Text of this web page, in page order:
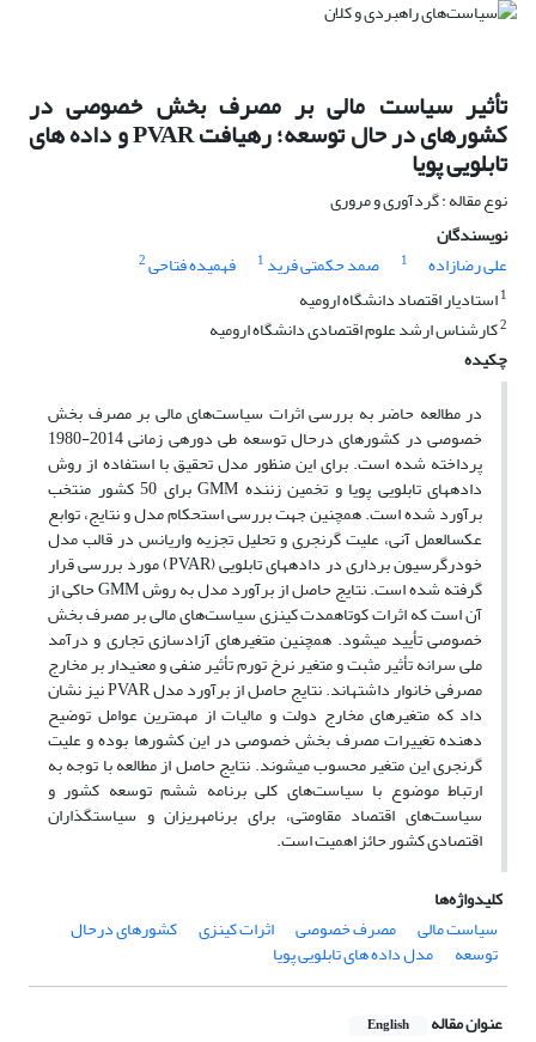
تأثیر سیاست مالی بر مصرف بخش خصوصی در
کشورهای در حال توسعه؛ رهیافت PVAR و داده های
تابلویی پویا
نوع مقاله : گردآوری و مروری
نویسندگان
علی رضازاده
1 صمد حکمتی فرید 1 فهمیده فتاحی2
1استادیار اقتصاد دانشگاه ارومیه
2کارشناس ارشد علوم اقتصادی دانشگاه ارومیه
چکیده
در مطالعه حاضر به بررسی اثرات سیاست‌های مالی بر مصرف بخش
خصوصی در کشورهای درحال توسعه طی دوره­ی زمانی 2014-1980
پرداخته شده است. برای این منظور مدل تحقیق با استفاده از روش
داده­های تابلویی پویا و تخمین زننده GMM برای 50 کشور منتخب
برآورد شده است. همچنین جهت بررسی استحکام مدل و نتایج، توابع
عکس­العمل آنی، علیت گرنجری و تحلیل تجزیه واریانس در قالب مدل
خودرگرسیون برداری در داده­های تابلویی (PVAR) مورد بررسی قرار
گرفته شده است. نتایج حاصل از برآورد مدل به روش GMM حاکی از
آن است که اثرات کوتاه­مدت کینزی سیاست‌های مالی بر مصرف بخش
خصوصی تأیید می­شود. همچنین متغیرهای آزادسازی تجاری و درآمد
ملی سرانه تأثیر مثبت و متغیر نرخ تورم تأثیر منفی و معنی­دار بر مخارج
مصرفی خانوار داشته­اند. نتایج حاصل از برآورد مدل PVAR نیز نشان
داد که متغیرهای مخارج دولت و مالیات از مهمترین عوامل توضیح
دهنده تغییرات مصرف بخش خصوصی در این کشورها بوده و علیت
گرنجری این متغیر محسوب می­شوند. نتایج حاصل از مطالعه با توجه به
ارتباط موضوع با سیاست‌های کلی برنامه ششم توسعه کشور و
سیاست‌های اقتصاد مقاومتی، برای برنامه­ریزان و سیاست­گذاران
اقتصادی کشور حائز اهمیت است.
کلیدواژه‌ها
سیاست مالی
مصرف خصوصی اثرات کینزی کشورهای درحال
توسعه مدل داده های تابلویی پویا
عنوان مقاله English